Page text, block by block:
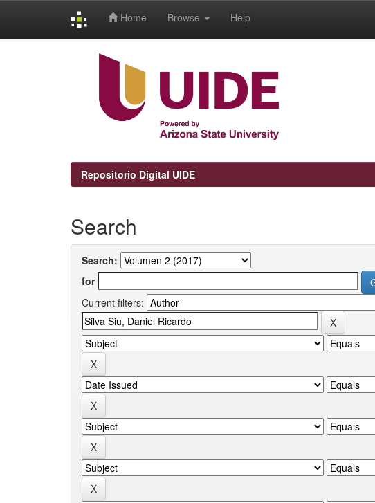
Home Browse Help
Repositorio Digital UIDE
Search
Search:
for
Current filters: